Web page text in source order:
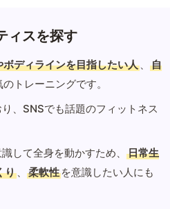
ィスを探す
ディラインを目指したい人 、
自
トレーニングです。
、SNSでも話題のフィットネス
して全身を動かすため、
日常生
り 、 柔軟性 を意識したい人にも